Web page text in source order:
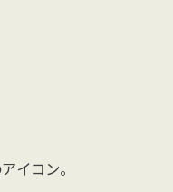
イコン。